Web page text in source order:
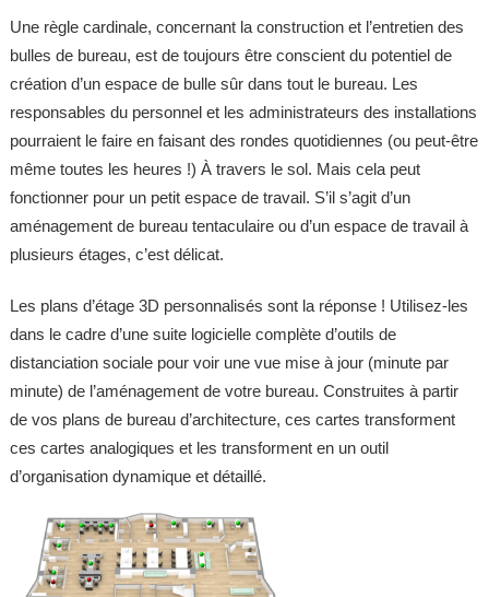
Une règle cardinale, concernant la construction et l’entretien des
bulles de bureau, est de toujours être conscient du potentiel de
création d’un espace de bulle sûr dans tout le bureau. Les
responsables du personnel et les administrateurs des installations
pourraient le faire en faisant des rondes quotidiennes (ou peut-être
même toutes les heures !) À travers le sol. Mais cela peut
fonctionner pour un petit espace de travail. S’il s’agit d’un
aménagement de bureau tentaculaire ou d’un espace de travail à
plusieurs étages, c’est délicat.
Les plans d’étage 3D personnalisés sont la réponse ! Utilisez-les
dans le cadre d’une suite logicielle complète d’outils de
distanciation sociale pour voir une vue mise à jour (minute par
minute) de l’aménagement de votre bureau. Construites à partir
de vos plans de bureau d’architecture, ces cartes transforment
ces cartes analogiques et les transforment en un outil
d’organisation dynamique et détaillé.